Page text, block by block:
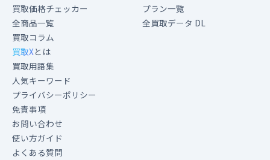
買取価格チェッカー
全商品一覧
買取コラム
買取Xとは
買取用語集
人気キーワード
プライバシーポリシー
免責事項
お問い合わせ
使い方ガイド
よくある質問
プラン一覧
全買取データ DL